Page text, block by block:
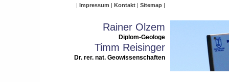
Impressum Kontakt Sitemap
Rainer Olzem
Diplom-Geologe
Timm Reisinger
Dr. rer. nat. Geowissenschaften